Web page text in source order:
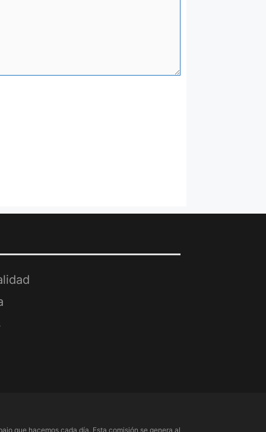
que hacemos cada día. Esta comisión se genera al